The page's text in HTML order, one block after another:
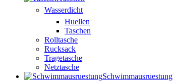
Wasserdicht
Huellen
Taschen
Rolltasche
Rucksack
Tragetasche
Netztasche
Schwimmausruestung